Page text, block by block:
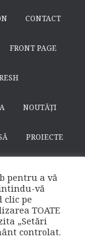
CONTACT
FRONT PAGE
NOUTĂȚI
PROIECTE
ME
pentru a vă
vă
clic pe
TOATE
„Setări
controlat.